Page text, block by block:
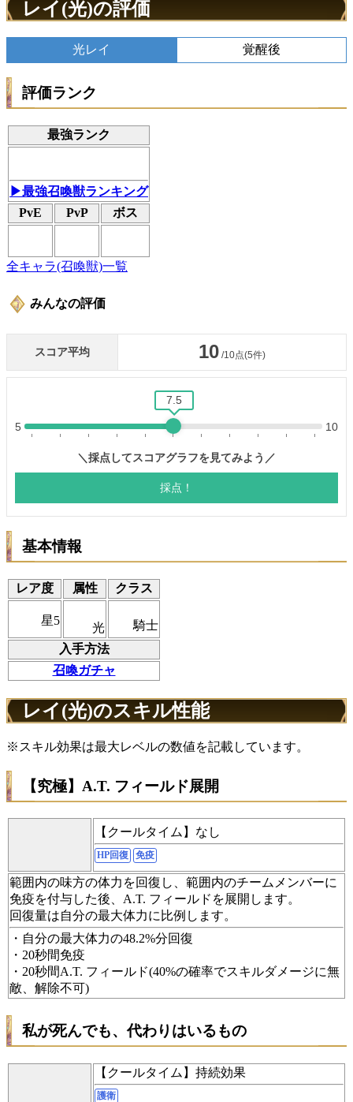
レイ(光)の評価
光レイ 覚醒後
評価ランク
最強ランク
▶最強召喚獣ランキング
PvE
PvP ボス
全キャラ(召喚獣)一覧
みんなの評価
基本情報
レア度 属性 クラス
星5
光
騎士
入手方法
召喚ガチャ
レイ(光)のスキル性能
※スキル効果は最大レベルの数値を記載しています。
【究極】A.T. フィールド展開
【クールタイム】なし
HP回復 免疫
範囲内の味方の体力を回復し、範囲内のチームメンバーに
免疫を付与した後、A.T. フィールドを展開します。
回復量は自分の最大体力に比例します。
・自分の最大体力の48.2%分回復
・20秒間免疫
・20秒間A.T. フィールド(40%の確率でスキルダメージに無
敵、解除不可)
私が死んでも、代わりはいるもの
【クールタイム】持続効果
護衛